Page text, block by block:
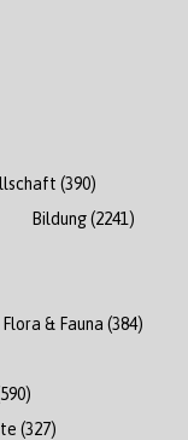
(390)
Bildung(2241)
Flora & Fauna (384)
(327)